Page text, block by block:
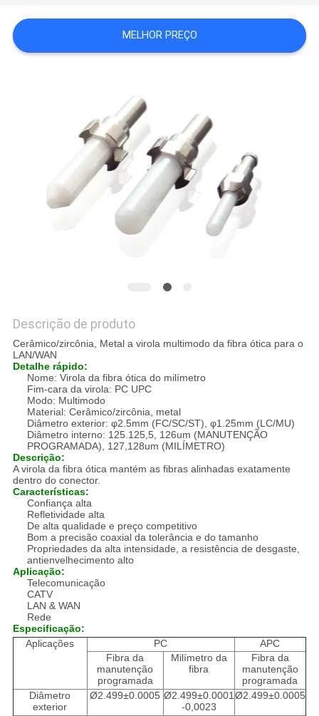
MAPA
DO
MELHOR PREÇO
Descrição de produto
Cerâmico/zircônia, Metal a virola multimodo da fibra ótica para o
LAN/WAN
Detalhe rápido:
Nome: Virola da fibra ótica do milímetro
Fim-cara da virola: PC UPC
Modo: Multimodo
Material: Cerâmico/zircônia, metal
Diâmetro exterior: φ2.5mm (FC/SC/ST), φ1.25mm (LC/MU)
Diâmetro interno: 125.125,5, 126um (MANUTENÇÃO
PROGRAMADA), 127,128um (MILÍMETRO)
Descrição:
A virola da fibra ótica mantém as fibras alinhadas exatamente
dentro do conector.
Características:
Confiança alta
Refletividade alta
De alta qualidade e preço competitivo
Bom a precisão coaxial da tolerância e do tamanho
Propriedades da alta intensidade, a resistência de desgaste,
antienvelhecimento alto
Aplicação:
Telecomunicação
CATV
LAN & WAN
Rede
Especificação:
Aplicações
PC
APC
Fibra da
manutenção
programada
Milímetro da
fibra
Fibra da
manutenção
programada
Diâmetro
exterior
Ø2.499±0.0005 Ø2.499±0.0001
-0,0023
Ø2.499±0.0005